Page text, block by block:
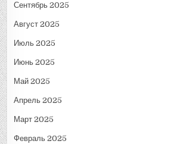
Сентябрь 2025
Август 2025
Июль 2025
Июнь 2025
Май 2025
Апрель 2025
Март 2025
Февраль 2025